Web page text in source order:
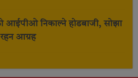
आईपीओ निकाल्ने होडबाजी, सोझा
आग्रह